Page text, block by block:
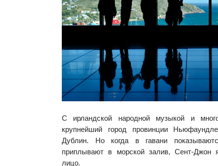
С ирландской народной музыкой и
крупнейший город провинции
Дублин. Но когда в гавани
приплывают в морской залив, Сент-Джон
лицо.